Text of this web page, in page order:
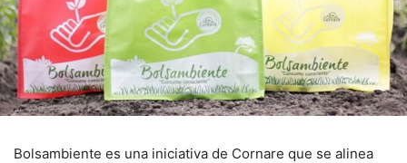
Bolsambiente es una iniciativa de Cornare que se alinea